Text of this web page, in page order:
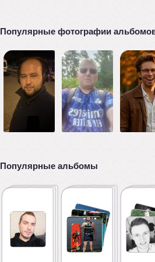
Популярные фотографии
Популярные альбомы